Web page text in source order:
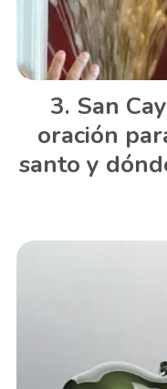
San
oración
santo y